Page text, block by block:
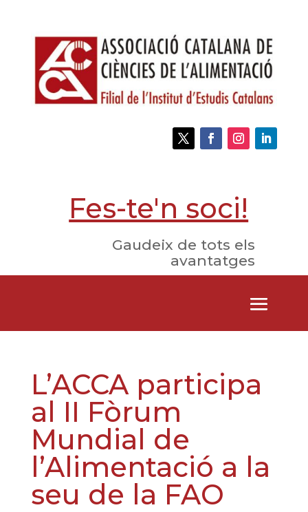
Fes-te'n soci!
Gaudeix de tots els
avantatges
L’ACCA participa
al II Fòrum
Mundial de
l’Alimentació a la
seu de la FAO